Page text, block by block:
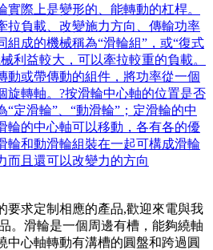
實際上是變形的、能轉動的杠桿。
拉負載、改變施力方向、傳輸功率
組成的機械稱為“滑輪組”，或“復式
利益較大，可以牽拉較重的負載。
動或帶傳動的組件，將功率從一個
旋轉軸。?按滑輪中心軸的位置是否
“定滑輪”、“動滑輪”；定滑輪的中
輪的中心軸可以移動，各有各的優
輪和動滑輪組裝在一起可構成滑輪
而且還可以改變力的方向
要求定制相應的產品,歡迎來電與我
。滑輪是一個周邊有槽，能夠繞軸
中心軸轉動有溝槽的圓盤和跨過圓